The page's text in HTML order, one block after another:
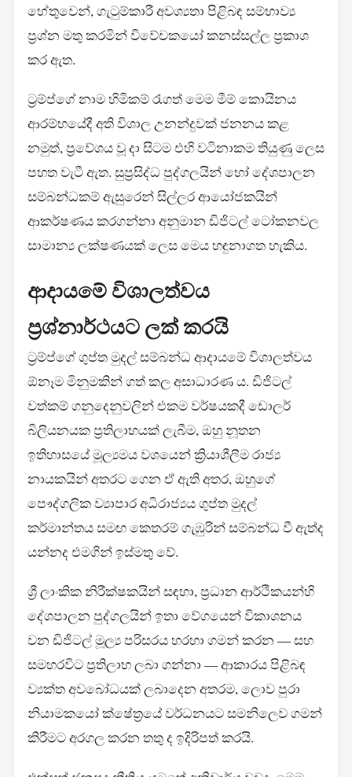
හේතුවෙන්, ගැටුම්කාරී අවශ්‍යතා පිළිබඳ සම්භාව්‍ය
ප්‍රශ්න මතු කරමින් විවේචකයෝ කනස්සල්ල ප්‍රකාශ
කර ඇත.
ට්‍රම්ප්ගේ නාම හිමිකම් රැගත් මෙම මීම් කොයිනය
ආරම්භයේදී අති විශාල උනන්දුවක් ජනනය කළ
නමුත්, ප්‍රවේශය වූ දා සිටම එහි වටිනාකම තියුණු ලෙස
පහත වැටී ඇත. සුප්‍රසිද්ධ පුද්ගලයින් හෝ දේශපාලන
සම්බන්ධකම් ඇසුරෙන් සිල්ලර ආයෝජකයින්
ආකර්ෂණය කරගන්නා අනුමාන ඩිජිටල් ටෝකනවල
සාමාන්‍ය ලක්ෂණයක් ලෙස මෙය හඳුනාගත හැකිය.
ආදායමේ විශාලත්වය
ප්‍රශ්නාර්ථයට ලක් කරයි
ට්‍රම්ප්ගේ ගුප්ත මුදල් සම්බන්ධ ආදායමේ විශාලත්වය
ඕනෑම මිනුමකින් ගත් කල අසාධාරණ ය. ඩිජිටල්
වත්කම් ගනුදෙනුවලින් එකම වර්ෂයකදී ඩොලර්
බිලියනයක ප්‍රතිලාභයක් ලැබීම, ඔහු නූතන
ඉතිහාසයේ මූල්‍යමය වශයෙන් ක්‍රියාශීලීම රාජ්‍ය
නායකයින් අතරට ගෙන ඒ ඇති අතර, ඔහුගේ
පෞද්ගලික ව්‍යාපාර අධිරාජ්‍යය ගුප්ත මුදල්
කර්මාන්තය සමඟ කෙතරම් ගැඹුරින් සම්බන්ධ වී ඇත්ද
යන්නද එමගින් ඉස්මතු වේ.
ශ්‍රී ලාංකික නිරීක්ෂකයින් සඳහා, ප්‍රධාන ආර්ථිකයන්හි
දේශපාලන පුද්ගලයින් ඉතා වේගයෙන් විකාශනය
වන ඩිජිටල් මූල්‍ය පරිසරය හරහා ගමන් කරන — සහ
සමහරවිට ප්‍රතිලාභ ලබා ගන්නා — ආකාරය පිළිබඳ
ව්‍යක්ත අවබෝධයක් ලබාදෙන අතරම, ලොව පුරා
නියාමකයෝ ක්ෂේත්‍රයේ වර්ධනයට සමනිලෙව ගමන්
කිරීමට අරගල කරන තතු ද ඉදිරිපත් කරයි.